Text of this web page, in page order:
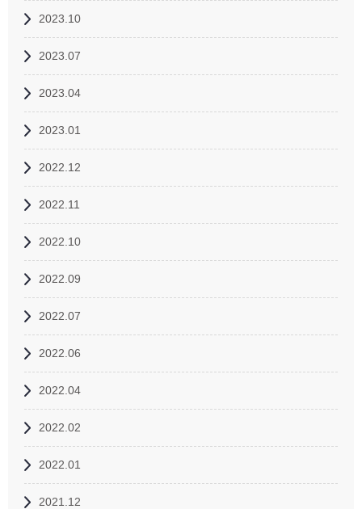
2023.10
2023.07
2023.04
2023.01
2022.12
2022.11
2022.10
2022.09
2022.07
2022.06
2022.04
2022.02
2022.01
2021.12